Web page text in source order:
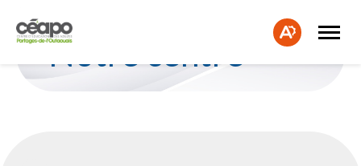
Ouvrir
la
la
site
Notre centre